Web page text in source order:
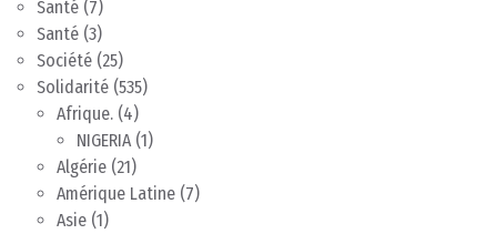
Santé (7)
Santé (3)
Société (25)
Solidarité (535)
Afrique. (4)
NIGERIA(1)
Algérie (21)
Amérique Latine (7)
Asie (1)